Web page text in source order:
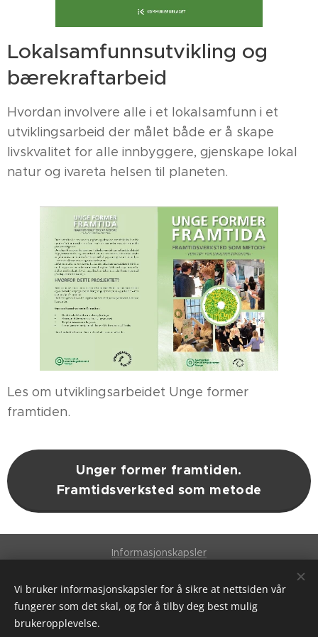
Lokalsamfunnsutvikling og
bærekraftarbeid
Hvordan involvere alle i et lokalsamfunn i et
utviklingsarbeid der målet både er å skape
livskvalitet for alle innbyggere, gjenskape lokal
natur og ivareta helsen til planeten.
Les om utviklingsarbeidet Unge former
framtiden.
Unger former framtiden.
Framtidsverksted som metode
Informasjonskapsler
Språk
English
Norsk
Vi bruker informasjonskapsler for å sikre at nettsiden vår
fungerer som det skal, og for å tilby deg best mulig
brukeropplevelse.